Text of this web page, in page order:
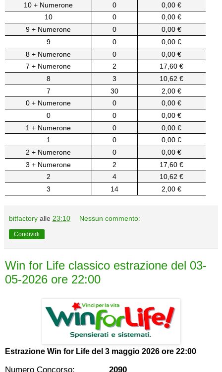
10 + Numerone
0
0,00 €
10
0
0,00 €
9 + Numerone
0
0,00 €
9
0
0,00 €
8 + Numerone
0
0,00 €
7 + Numerone
2
17,60 €
8
3
10,62 €
7
30
2,00 €
0 + Numerone
0
0,00 €
0
0
0,00 €
1 + Numerone
0
0,00 €
1
0
0,00 €
2 + Numerone
0
0,00 €
3 + Numerone
2
17,60 €
2
4
10,62 €
3
14 2,00 €
bitfactory alle 23:10 Nessun commento:
Condividi
Win for Life classico estrazione del 03-
05-2026 ore 22:00
Estrazione Win for Life del 3 maggio 2026 ore 22:00
Numero Concorso: 2090